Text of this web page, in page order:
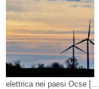
elettrica nei paesi Ocse